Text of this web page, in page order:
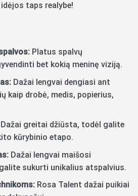
taps realybe!
Platus spalvų
bet kokią meninę viziją.
Dažai lengvai dengiasi ant
kaip drobė, medis, popierius,
greitai džiūsta, todėl galite
kūrybinio etapo.
Dažai lengvai maišosi
sukurti unikalius atspalvius.
Rosa Talent dažai puikiai